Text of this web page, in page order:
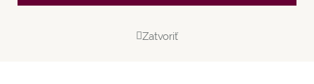
Zatvoriť